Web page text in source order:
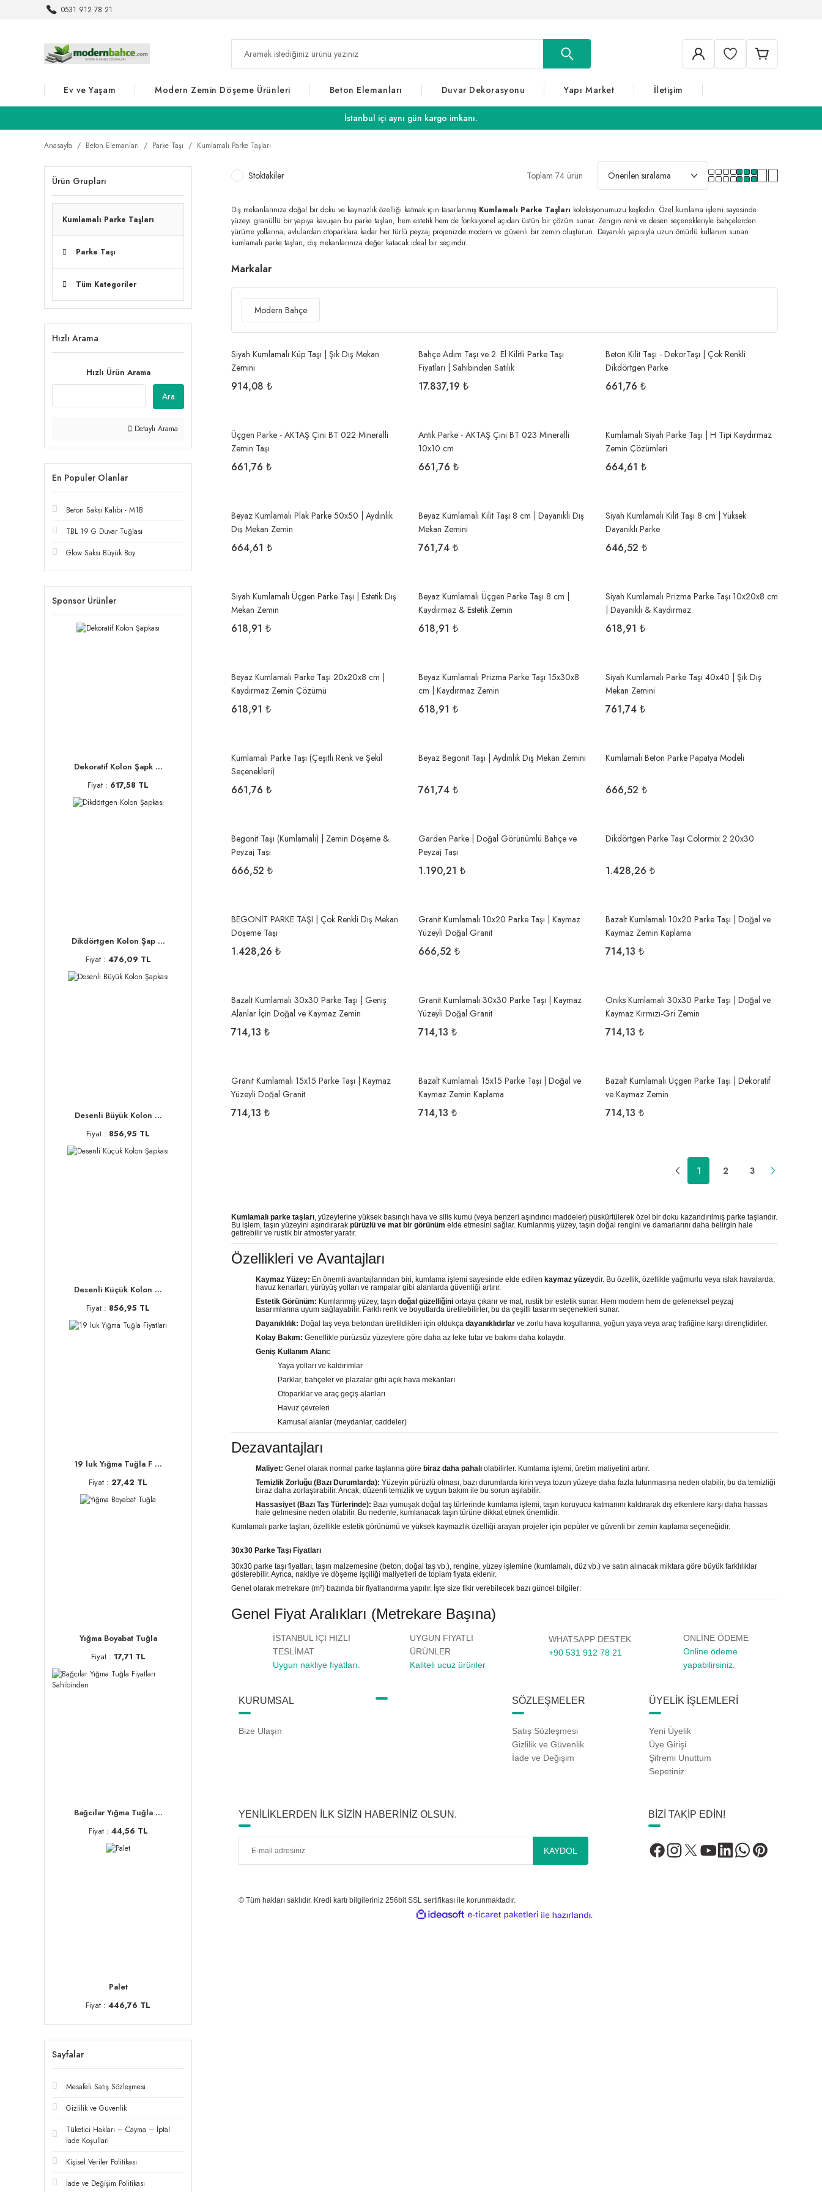
0531 912 78 21
Ev ve Yaşam Modern Zemin Döşeme Ürünleri Beton Elemanları Duvar Dekorasyonu Yapı Market İletişim
İstanbul içi aynı gün kargo imkanı.
Anasayfa Beton Elemanları Parke Taşı Kumlamalı Parke Taşları
Ürün Grupları
Kumlamalı Parke Taşları
Parke Taşı
Tüm Kategoriler
Hızlı Arama
Hızlı Ürün Arama
Ara
Detaylı Arama
En Populer Olanlar
Beton Saksı Kalıbı - M1B
TBL 19 G Duvar Tuğlası
Glow Saksı Büyük Boy
Sponsor Ürünler
Dekoratif Kolon Şapk ...
Fiyat : 617,58 TL
Dikdörtgen Kolon Şap ...
Fiyat : 476,09 TL
Desenli Büyük Kolon ...
Fiyat : 856,95 TL
Desenli Küçük Kolon ...
Fiyat : 856,95 TL
19 luk Yığma Tuğla F ...
Fiyat : 27,42 TL
Yığma Boyabat Tuğla
Fiyat : 17,71 TL
Bağcılar Yığma Tuğla ...
Fiyat : 44,56 TL
Palet
Fiyat : 446,76 TL
Sayfalar
Mesafeli Satış Sözleşmesi
Gizlilik ve Güvenlik
Tüketici Haklari – Cayma – İptal
İade Koşullari
Kişisel Veriler Politikası
İade ve Değişim Politikası
Stoktakiler Toplam 74 ürün
Dış mekanlarınıza doğal bir doku ve kaymazlık özelliği katmak için tasarlanmış Kumlamalı Parke Taşları koleksiyonumuzu keşfedin. Özel kumlama işlemi sayesinde
yüzeyi granüllü bir yapıya kavuşan bu parke taşları, hem estetik hem de fonksiyonel açıdan üstün bir çözüm sunar. Zengin renk ve desen seçenekleriyle bahçelerden
yürüme yollarına, avlulardan otoparklara kadar her türlü peyzaj projenizde modern ve güvenli bir zemin oluşturun. Dayanıklı yapısıyla uzun ömürlü kullanım sunan
kumlamalı parke taşları, dış mekanlarınıza değer katacak ideal bir seçimdir.
Markalar
Modern Bahçe
Siyah Kumlamalı Küp Taşı | Şık Dış Mekan
Zemini
914,08 ₺
Bahçe Adım Taşı ve 2. El Kilitli Parke Taşı
Fiyatları | Sahibinden Satılık
17.837,19 ₺
Beton Kilit Taşı - DekorTaşı | Çok Renkli
Dikdörtgen Parke
661,76 ₺
Üçgen Parke - AKTAŞ Çini BT 022 Mineralli
Zemin Taşı
661,76 ₺
Antik Parke - AKTAŞ Çini BT 023 Mineralli
10x10 cm
661,76 ₺
Kumlamalı Siyah Parke Taşı | H Tipi Kaydırmaz
Zemin Çözümleri
664,61 ₺
Beyaz Kumlamalı Plak Parke 50x50 | Aydınlık
Dış Mekan Zemin
664,61 ₺
Beyaz Kumlamalı Kilit Taşı 8 cm | Dayanıklı Dış
Mekan Zemini
761,74 ₺
Siyah Kumlamalı Kilit Taşı 8 cm | Yüksek
Dayanıklı Parke
646,52 ₺
Siyah Kumlamalı Üçgen Parke Taşı | Estetik Dış
Mekan Zemin
618,91 ₺
Beyaz Kumlamalı Üçgen Parke Taşı 8 cm |
Kaydırmaz & Estetik Zemin
618,91 ₺
Siyah Kumlamalı Prizma Parke Taşı 10x20x8 cm
| Dayanıklı & Kaydırmaz
618,91 ₺
Beyaz Kumlamalı Parke Taşı 20x20x8 cm |
Kaydırmaz Zemin Çözümü
618,91 ₺
Beyaz Kumlamalı Prizma Parke Taşı 15x30x8
cm | Kaydırmaz Zemin
618,91 ₺
Siyah Kumlamalı Parke Taşı 40x40 | Şık Dış
Mekan Zemini
761,74 ₺
Kumlamalı Parke Taşı (Çeşitli Renk ve Şekil
Seçenekleri)
661,76 ₺
Beyaz Begonit Taşı | Aydınlık Dış Mekan Zemini
761,74 ₺
Kumlamalı Beton Parke Papatya Modeli
666,52 ₺
Begonit Taşı (Kumlamalı) | Zemin Döşeme &
Peyzaj Taşı
666,52 ₺
Garden Parke | Doğal Görünümlü Bahçe ve
Peyzaj Taşı
1.190,21 ₺
Dikdörtgen Parke Taşı Colormix 2 20x30
1.428,26 ₺
BEGONİT PARKE TAŞI | Çok Renkli Dış Mekan
Döşeme Taşı
1.428,26 ₺
Granit Kumlamalı 10x20 Parke Taşı | Kaymaz
Yüzeyli Doğal Granit
666,52 ₺
Bazalt Kumlamalı 10x20 Parke Taşı | Doğal ve
Kaymaz Zemin Kaplama
714,13 ₺
Bazalt Kumlamalı 30x30 Parke Taşı | Geniş
Alanlar İçin Doğal ve Kaymaz Zemin
714,13 ₺
Granit Kumlamalı 30x30 Parke Taşı | Kaymaz
Yüzeyli Doğal Granit
714,13 ₺
Oniks Kumlamalı 30x30 Parke Taşı | Doğal ve
Kaymaz Kırmızı-Gri Zemin
714,13 ₺
Granit Kumlamalı 15x15 Parke Taşı | Kaymaz
Yüzeyli Doğal Granit
714,13 ₺
Bazalt Kumlamalı 15x15 Parke Taşı | Doğal ve
Kaymaz Zemin Kaplama
714,13 ₺
Bazalt Kumlamalı Üçgen Parke Taşı | Dekoratif
ve Kaymaz Zemin
714,13 ₺
1 2 3
Kumlamalı parke taşları, yüzeylerine yüksek basınçlı hava ve silis kumu (veya benzeri aşındırıcı maddeler) püskürtülerek özel bir doku kazandırılmış parke taşlarıdır.
Bu işlem, taşın yüzeyini aşındırarak pürüzlü ve mat bir görünüm elde etmesini sağlar. Kumlanmış yüzey, taşın doğal rengini ve damarlarını daha belirgin hale
getirebilir ve rustik bir atmosfer yaratır.
Özellikleri ve Avantajları
Kaymaz Yüzey: En önemli avantajlarından biri, kumlama işlemi sayesinde elde edilen kaymaz yüzeydir. Bu özellik, özellikle yağmurlu veya ıslak havalarda,
havuz kenarları, yürüyüş yolları ve rampalar gibi alanlarda güvenliği artırır.
Estetik Görünüm: Kumlanmış yüzey, taşın doğal güzelliğini ortaya çıkarır ve mat, rustik bir estetik sunar. Hem modern hem de geleneksel peyzaj
tasarımlarına uyum sağlayabilir. Farklı renk ve boyutlarda üretilebilirler, bu da çeşitli tasarım seçenekleri sunar.
Dayanıklılık: Doğal taş veya betondan üretildikleri için oldukça dayanıklıdırlar ve zorlu hava koşullarına, yoğun yaya veya araç trafiğine karşı dirençlidirler.
Kolay Bakım: Genellikle pürüzsüz yüzeylere göre daha az leke tutar ve bakımı daha kolaydır.
Geniş Kullanım Alanı:
Yaya yolları ve kaldırımlar
Parklar, bahçeler ve plazalar gibi açık hava mekanları
Otoparklar ve araç geçiş alanları
Havuz çevreleri
Kamusal alanlar (meydanlar, caddeler)
Dezavantajları
Maliyet: Genel olarak normal parke taşlarına göre biraz daha pahalı olabilirler. Kumlama işlemi, üretim maliyetini artırır.
Temizlik Zorluğu (Bazı Durumlarda): Yüzeyin pürüzlü olması, bazı durumlarda kirin veya tozun yüzeye daha fazla tutunmasına neden olabilir, bu da temizliği
biraz daha zorlaştırabilir. Ancak, düzenli temizlik ve uygun bakım ile bu sorun aşılabilir.
Hassasiyet (Bazı Taş Türlerinde): Bazı yumuşak doğal taş türlerinde kumlama işlemi, taşın koruyucu katmanını kaldırarak dış etkenlere karşı daha hassas
hale gelmesine neden olabilir. Bu nedenle, kumlanacak taşın türüne dikkat etmek önemlidir.
Kumlamalı parke taşları, özellikle estetik görünümü ve yüksek kaymazlık özelliği arayan projeler için popüler ve güvenli bir zemin kaplama seçeneğidir.
30x30 Parke Taşı Fiyatları
30x30 parke taşı fiyatları, taşın malzemesine (beton, doğal taş vb.), rengine, yüzey işlemine (kumlamalı, düz vb.) ve satın alınacak miktara göre büyük farklılıklar
gösterebilir. Ayrıca, nakliye ve döşeme işçiliği maliyetleri de toplam fiyata eklenir.
Genel olarak metrekare (m²) bazında bir fiyatlandırma yapılır. İşte size fikir verebilecek bazı güncel bilgiler:
Genel Fiyat Aralıkları (Metrekare Başına)
İSTANBUL İÇİ HIZLI
TESLİMAT
Uygun nakliye fiyatları.
UYGUN FİYATLI
ÜRÜNLER
Kaliteli ucuz ürünler
WHATSAPP DESTEK
+90 531 912 78 21
ONLİNE ÖDEME
Online ödeme
yapabilirsiniz.
KURUMSAL
Bize Ulaşın
SÖZLEŞMELER
Satış Sözleşmesi
Gizlilik ve Güvenlik
İade ve Değişim
ÜYELİK İŞLEMLERİ
Yeni Üyelik
Üye Girişi
Şifremi Unuttum
Sepetiniz
YENİLİKLERDEN İLK SİZİN HABERİNİZ OLSUN.
KAYDOL
BİZİ TAKİP EDİN!
© Tüm hakları saklıdır. Kredi kartı bilgileriniz 256bit SSL sertifikası ile korunmaktadır.
ideasoft
e-